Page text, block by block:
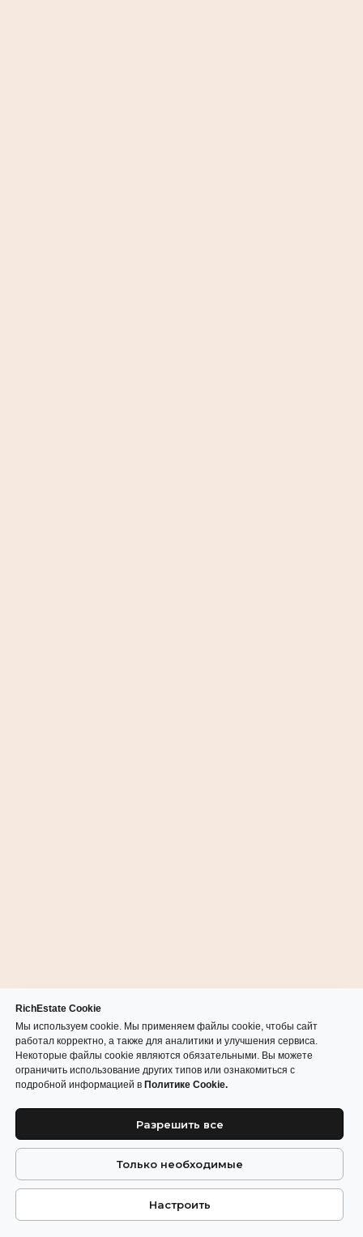
RichEstate Cookie
Мы используем cookie. Мы применяем файлы cookie, чтобы сайт
работал корректно, а также для аналитики и улучшения сервиса.
Некоторые файлы cookie являются обязательными. Вы можете
ограничить использование других типов или ознакомиться с
подробной информацией в Политике Cookie.
Разрешить все
Только необходимые
Настроить